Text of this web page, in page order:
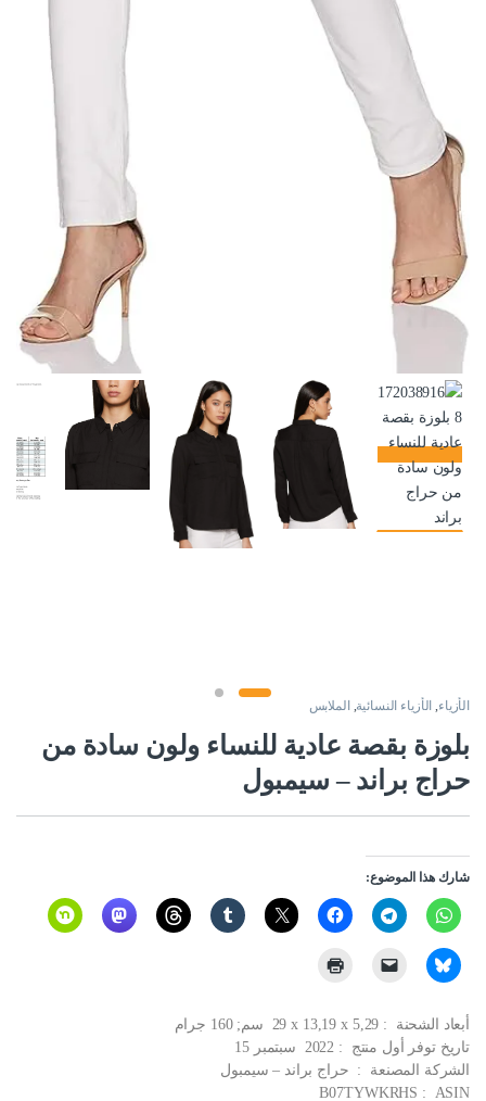
الأزياء, الأزياء النسائية, الملابس
بلوزة بقصة عادية للنساء ولون سادة من
حراج براند – سيمبول
شارك هذا الموضوع:
أبعاد الشحنة ‏ : ‎ 29 x 13,19 x 5,29 سم; 160 جرام
تاريخ توفر أول منتج ‏ : ‎ 2022 سبتمبر 15
الشركة المصنعة ‏ : ‎ حراج براند – سيمبول
ASIN ‏ : ‎ B07TYWKRHS